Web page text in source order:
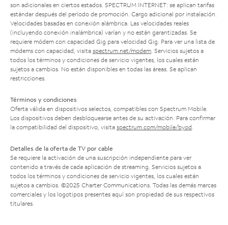
son adicionales en ciertos estados. SPECTRUM INTERNET: se aplican tarifas
estándar después del período de promoción. Cargo adicional por instalación.
Velocidades basadas en conexión alámbrica. Las velocidades reales
(incluyendo conexión inalámbrica) varían y no están garantizadas. Se
requiere módem con capacidad Gig para velocidad Gig. Para ver una lista de
módems con capacidad, visita spectrum.net/modem . Servicios sujetos a
todos los términos y condiciones de servicio vigentes, los cuales están
sujetos a cambios. No están disponibles en todas las áreas. Se aplican
restricciones.
Términos y condiciones
Oferta válida en dispositivos selectos, compatibles con Spectrum Mobile.
Los dispositivos deben desbloquearse antes de su activación. Para confirmar
la compatibilidad del dispositivo, visita spectrum.com/mobile/byod
Detalles de la oferta de TV por cable
Se requiere la activación de una suscripción independiente para ver
contenido a través de cada aplicación de streaming. Servicios sujetos a
todos los términos y condiciones de servicio vigentes, los cuales están
sujetos a cambios. ©2025 Charter Communications. Todas las demás marcas
comerciales y los logotipos presentes aquí son propiedad de sus respectivos
titulares.